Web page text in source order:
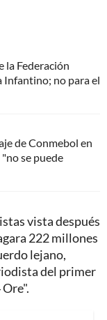
la Federación
Infantino; no para el
de Conmebol en
se puede
vista después
222 millones
lejano,
del primer